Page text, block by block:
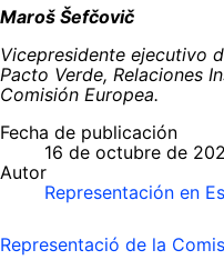
Maroš Šefčovič
Vicepresidente ejecutivo
Pacto Verde, Relaciones
Comisión Europea.
Fecha de publicación
16 de octubre de
Autor
Representación en
Representació de la